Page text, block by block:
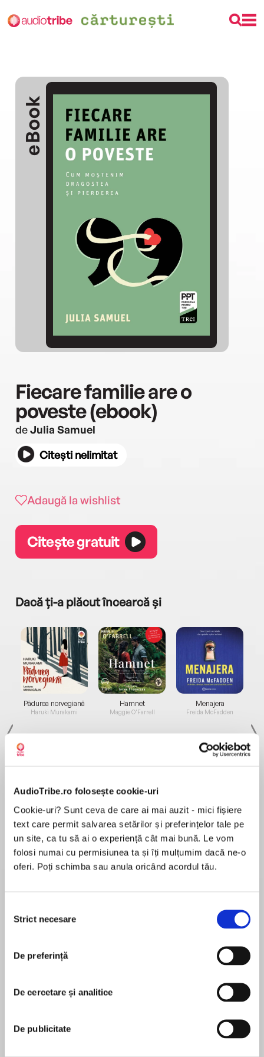
AudioTribe.ro folosește cookie-uri
Cookie-uri? Sunt ceva de care ai mai auzit - mici fișiere
text care permit salvarea setărilor și preferințelor tale pe
un site, ca tu să ai o experiență cât mai bună. Le vom
folosi numai cu permisiunea ta și îți mulțumim dacă ne-o
oferi. Poți schimba sau anula oricând acordul tău.
consimțământului
Strict necesare
De preferință
De cercetare și analitice
De publicitate
eBook
Fiecare familie are o
poveste (ebook)
deJulia Samuel
Citești nelimitat
Adaugă la wishlist
Citește gratuit
Dacă ți-a plăcut încearcă și
Pădurea norvegiană
Haruki Murakami
Elita de Argint (Elita
Hamnet
Maggie O'Farrell
Diavolul se îmbracă de
la...
Lauren Weisberger
Menajera
Freida McFadden
Migdală
Sohn Won-pyung
Ce anume face ca unele familii să prospere în
ciuda obstacolelor uriașe, iar altele să se
familii? De ce ne exasperează familiile noastre?
Julia Samuel își propune să exploreze aceste
familiilor reale, care prezintă un întreg spectru
factori de stres interni și externi. În această
carte cititorul găsește povestea a opt familii
În acest moment nu există recenzii